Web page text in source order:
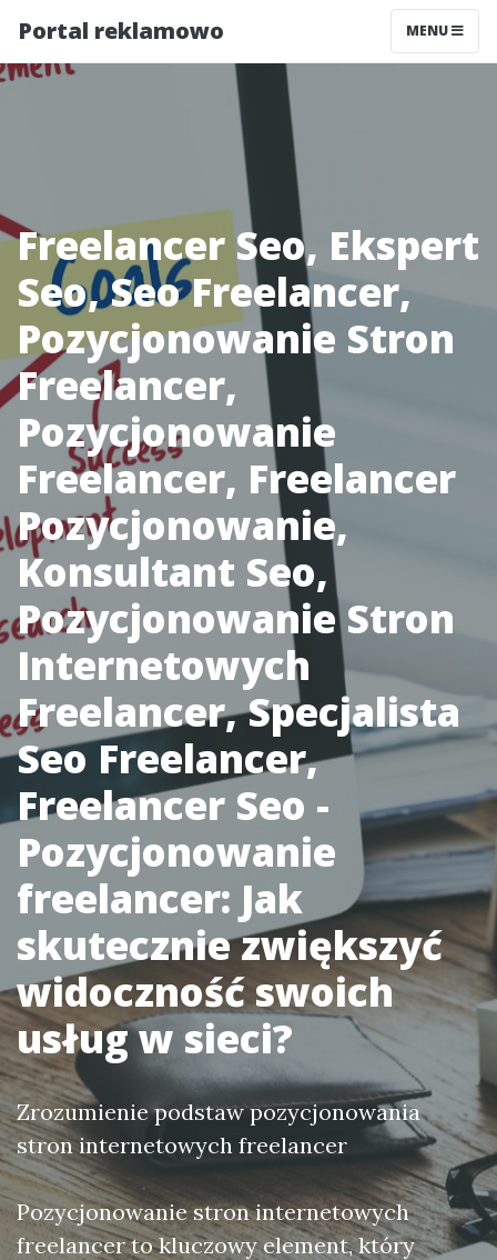
Portal reklamowo MENU
Freelancer Seo, Ekspert
Seo, Seo Freelancer,
Pozycjonowanie Stron
Freelancer,
Pozycjonowanie
Freelancer, Freelancer
Pozycjonowanie,
Konsultant Seo,
Pozycjonowanie Stron
Internetowych
Freelancer, Specjalista
Seo Freelancer,
Freelancer Seo -
Pozycjonowanie
freelancer: Jak
skutecznie zwiększyć
widoczność swoich
usług w sieci?
Zrozumienie podstaw pozycjonowania
stron internetowych freelancer
Pozycjonowanie stron internetowych
freelancer to kluczowy element, który